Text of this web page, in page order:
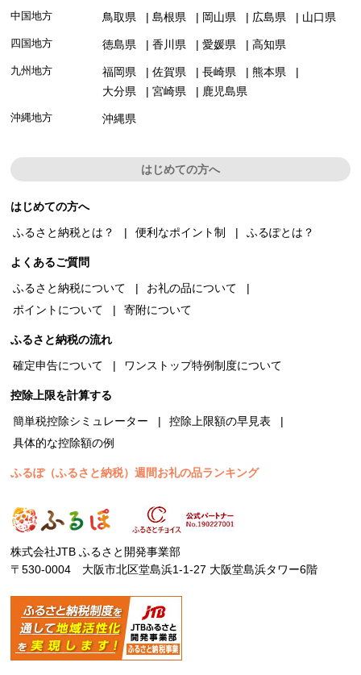
中国地方 鳥取県 島根県 岡山県 広島県 山口県
四国地方 徳島県 香川県 愛媛県 高知県
九州地方 福岡県 佐賀県 長崎県
熊本県
大分県
宮崎県 鹿児島県
沖縄地方 沖縄県
はじめての方へ
はじめての方へ
ふるさと納税とは？
便利なポイント制 ふるぽとは？
よくあるご質問
ふるさと納税について
お礼の品について
ポイントについて
寄附について
ふるさと納税の流れ
確定申告について
ワンストップ特例制度について
控除上限を計算する
簡単税控除シミュレーター
控除上限額の早見表
具体的な控除額の例
ふるぽ（ふるさと納税）週間お礼の品ランキング
株式会社JTB ふるさと開発事業部
〒530-0004 大阪市北区堂島浜1-1-27 大阪堂島浜タワー6階